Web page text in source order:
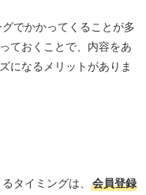
でかかってくることが多
ておくことで、内容をあ
になるメリットがありま
タイミングは、
会員登録